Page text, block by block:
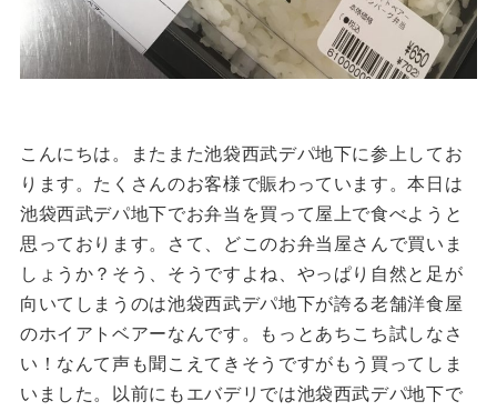
こんにちは。またまた池袋西武デパ地下に参上してお
ります。たくさんのお客様で賑わっています。本日は
池袋西武デパ地下でお弁当を買って屋上で食べようと
思っております。さて、どこのお弁当屋さんで買いま
しょうか？そう、そうですよね、やっぱり自然と足が
向いてしまうのは池袋西武デパ地下が誇る老舗洋食屋
のホイアトベアーなんです。もっとあちこち試しなさ
い！なんて声も聞こえてきそうですがもう買ってしま
いました。以前にもエバデリでは池袋西武デパ地下で